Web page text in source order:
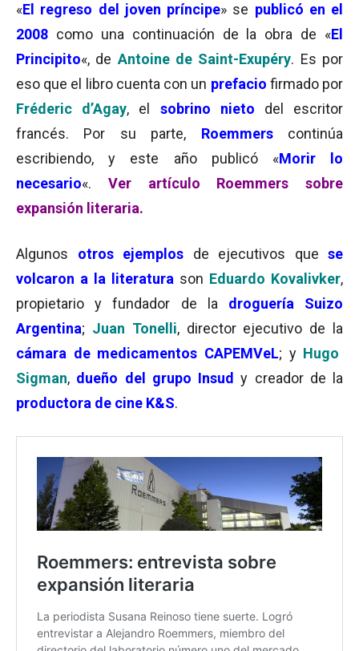
«El regreso del joven príncipe» se publicó en el
2008 como una continuación de la obra de «El
Principito«, de Antoine de Saint-Exupéry. Es por
eso que el libro cuenta con un prefacio firmado por
Fréderic d’Agay, el sobrino nieto
del escritor
francés. Por su parte, Roemmerscontinúa
escribiendo, y este año publicó «Morir lo
necesario«. Ver artículo Roemmers sobre
expansión literaria.
Algunos otros ejemplos de ejecutivos que se
volcaron a la literatura son Eduardo Kovalivker,
propietario y fundador de la droguería Suizo
Argentina; Juan Tonelli, director ejecutivo de la
cámara de medicamentos CAPEMVeL; yHugo
Sigman, dueño del grupo Insud y creador de la
productora de cine K&S.